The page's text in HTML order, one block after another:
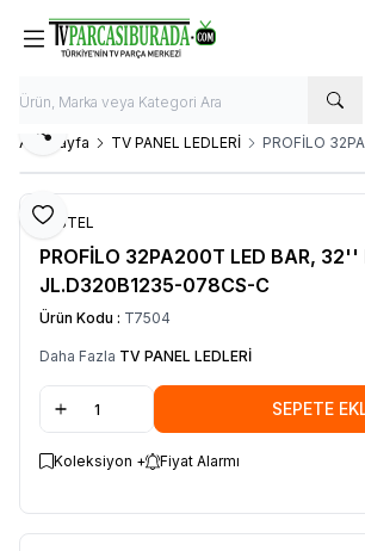
Ana Sayfa TV PANEL LEDLERİ PROFİLO
Favoriye Ekle
Paylaş
VESTEL
PROFİLO 32PA200T LED BAR, 32''
JL.D320B1235-078CS-C
Ürün Kodu : T7504
Daha Fazla TV PANEL LEDLERİ
SEPETE
Koleksiyon + Fiyat Alarmı